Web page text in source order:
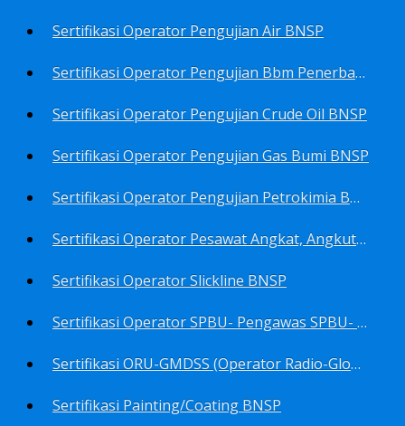
Sertifikasi Operator Pengujian Air BNSP
Sertifikasi Operator Pengujian Bbm Penerbangan Dan Non Penerbangan BNSP
Sertifikasi Operator Pengujian Crude Oil BNSP
Sertifikasi Operator Pengujian Gas Bumi BNSP
Sertifikasi Operator Pengujian Petrokimia BNSP
Sertifikasi Operator Pesawat Angkat, Angkut Dan Juru Ikat Beban BNSP
Sertifikasi Operator Slickline BNSP
Sertifikasi Operator SPBU- Pengawas SPBU- Teknisi SPBU- Teknisi Service Station SPBU BNSP
Sertifikasi ORU-GMDSS (Operator Radio-Global Maritime Distress&Safety System) BNSP
Sertifikasi Painting/Coating BNSP